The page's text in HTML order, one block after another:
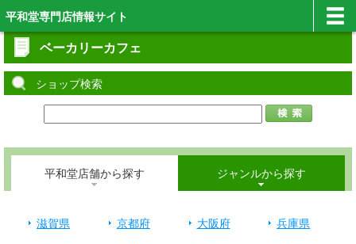
平和堂専門店情報サイト
ベーカリーカフェ
ショップ検索
平和堂店舗から探す ジャンルから探す
滋賀県 京都府 大阪府
兵庫県